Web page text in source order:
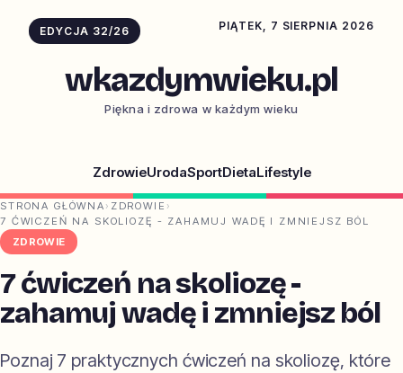
EDYCJA 32/26 PIĄTEK, 7 SIERPNIA 2026
wkazdymwieku.pl
Piękna i zdrowa w każdym wieku
ZdrowieUrodaSportDietaLifestyle
STRONA GŁÓWNA › ZDROWIE ›
7 ĆWICZEŃ NA SKOLIOZĘ - ZAHAMUJ WADĘ I ZMNIEJSZ BÓL
ZDROWIE
7 ćwiczeń na skoliozę -
zahamuj wadę i zmniejsz ból
Poznaj 7 praktycznych ćwiczeń na skoliozę, które